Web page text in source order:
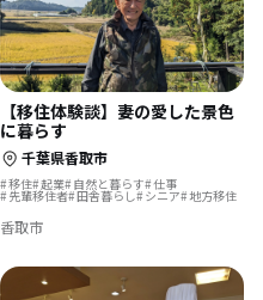
【移住体験談】妻の愛した景色
に暮らす
千葉県香取市
移住 起業 自然と暮らす 仕事
先輩移住者 田舎暮らし シニア 地方移住
香取市